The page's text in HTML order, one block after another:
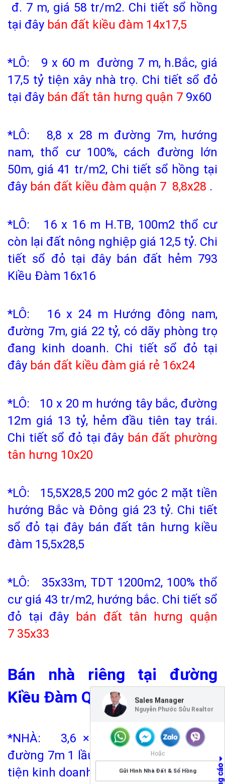
đ. 7 m, giá 58 tr/m2. Chi tiết sổ hồng
tại đây bán đất kiều đàm 14x17,5
*LÔ: 9 x 60 m đường 7 m, h.Bắc, giá
17,5 tỷ tiện xây nhà trọ. Chi tiết sổ đỏ
tại đây bán đất tân hưng quận 7 9x60
*LÔ: 8,8 x 28 m đường 7m, hướng
nam, thổ cư 100%, cách đường lớn
50m, giá 41 tr/m2, Chi tiết sổ hồng tại
đây bán đất kiều đàm quận 7 8,8x28 .
*LÔ: 16 x 16 m H.TB, 100m2 thổ cư
còn lại đất nông nghiệp giá 12,5 tỷ. Chi
tiết sổ đỏ tại đây bán đất hẻm 793
Kiều Đàm 16x16
*LÔ: 16 x 24 m Hướng đông nam,
đường 7m, giá 22 tỷ, có dãy phòng trọ
đang kinh doanh. Chi tiết sổ đỏ tại
đây bán đất kiều đàm giá rẻ 16x24
*LÔ: 10 x 20 m hướng tây bắc, đường
12m giá 13 tỷ, hẻm đầu tiên tay trái.
Chi tiết sổ đỏ tại đây bán đất phường
tân hưng 10x20
*LÔ: 15,5X28,5 200 m2 góc 2 mặt tiền
hướng Bắc và Đông giá 23 tỷ. Chi tiết
sổ đỏ tại đây bán đất tân hưng kiều
đàm 15,5x28,5
*LÔ: 35x33m, TDT 1200m2, 100% thổ
cư giá 43 tr/m2, hướng bắc. Chi tiết sổ
đỏ tại đây
bán đất tân hưng quận
7 35x33
Bán nhà riêng tại đường
Kiều Đàm Quận 7
*NHÀ: 3,6 ×12 hướng đông nam
đường 7m 1 lầu giá 2,25 tỷ, hẻm thông
tiện kinh doanh buôn bán.
Sales Manager
Nguyễn Phước Sửu Realtor
Hoặc
Gửi Hình Nhà Đất & Sổ Hồng